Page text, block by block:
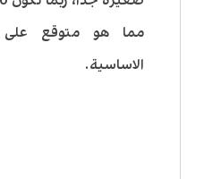
مما هو متوقع على
الاساسية.